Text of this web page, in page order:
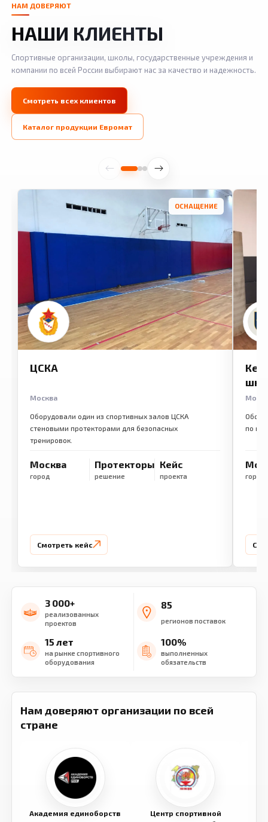
НАМ ДОВЕРЯЮТ
НАШИ КЛИЕНТЫ
Спортивные организации, школы, государственные учреждения и
компании по всей России выбирают нас за качество и надежность.
Смотреть всех клиентов
Каталог продукции Евромат
ОСНАЩЕНИЕ
ЦСКА
Москва
Оборудовали один из спортивных залов ЦСКА
стеновыми протекторами для безопасных
тренировок.
Москва
город
Протекторы
решение
Кейс
проекта
Смотреть кейс
по
город
3 000+
реализованных
проектов
85
регионов поставок
15 лет
на рынке спортивного
оборудования
100%
выполненных
обязательств
Нам доверяют организации по всей
стране
Академия единоборств
Центр спортивной